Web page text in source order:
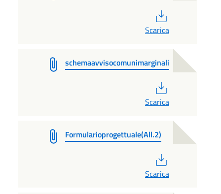
Scarica
schemaavvisocomunimarginali
Scarica
Formularioprogettuale(All.2)
Scarica